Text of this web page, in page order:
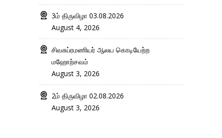
3ம் திருவிழா 03.08.2026
August 4, 2026
சிவசுப்ரமணியர் ஆலய கொடியேற்ற
மஹோற்சவம்
August 3, 2026
2ம் திருவிழா 02.08.2026
August 3, 2026